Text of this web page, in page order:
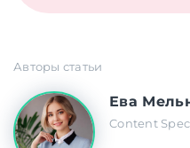
Авторы статьи
Ева
Content